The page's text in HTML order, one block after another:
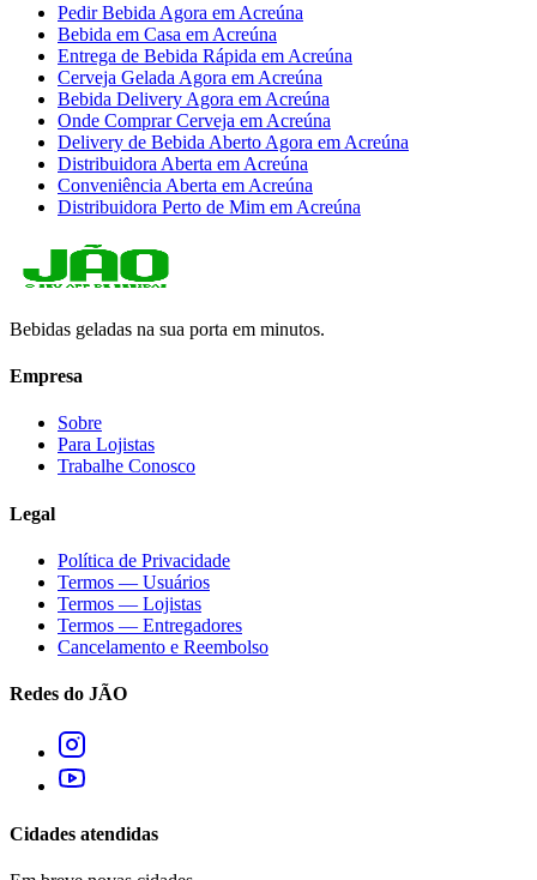
Pedir Bebida Agora em Acreúna
Bebida em Casa em Acreúna
Entrega de Bebida Rápida em Acreúna
Cerveja Gelada Agora em Acreúna
Bebida Delivery Agora em Acreúna
Onde Comprar Cerveja em Acreúna
Delivery de Bebida Aberto Agora em Acreúna
Distribuidora Aberta em Acreúna
Conveniência Aberta em Acreúna
Distribuidora Perto de Mim em Acreúna
Bebidas geladas na sua porta em minutos.
Empresa
Sobre
Para Lojistas
Trabalhe Conosco
Legal
Política de Privacidade
Termos — Usuários
Termos — Lojistas
Termos — Entregadores
Cancelamento e Reembolso
Redes do JÃO
Cidades atendidas